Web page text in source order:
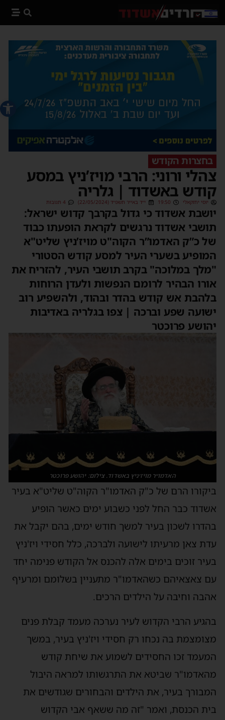
פתח
בחצרות הקודש
צהלי ורוני: הרבי מויז’ניץ במסע
קודש באשדוד | גלריה
יוסי יחזקאלי 19:50 י״ד באייר תשפ״ד (22/05/2024) 4 תגובות
יושבת אשדוד כי גדול בקרבך קדוש ישראל:
תושבי אשדוד נרגשים לקראת הופעתו כבוד
של כ”ק האדמו”ר הקוה"ט מויז’ניץ שליט"א
המופיע בשערי העיר למסע קודש הסטורי
"מלך במלוכה" בקרב תושבי העיר, להזריח את
אורו הבהיר לרומם הנפשות ולעדן הרוחות
בלהבת אש קודש בהדר ובהוד, ולהשפיע רוב
ישועה שפע וברכה | צפו בגלריה באדיבות
יהושע פרוכטר
האדמו״ר מויז׳ניץ באשדוד. צילום: יהושע פרוכטר
ביקורו הרם של כ"ק האדמו"ר הקוה"ט שליט"א בעיר
אשדוד כבר החל לפני כשבוע ימים כאשר הופיע
בהדרו לשכון בעיר למשך חודש ימים, בהם יקבל את
עדת צאן מרעיתו לישועה ולברכה, כלל חסידי ויז'ניץ
בעיר זוכים בימים אלה להכנס אל הקודש פנימה יחד
עם צאצאיהם כשהאדמו"ר מתעניין בשלומם ומרעיף
אהבה וחיבה על הילדים הרכים.
בהגיע הרבי הקדוש לעיר נערכה מעמד קבלת פנים
מצומצמת בה נכחו רק חסידי ויז'ניץ בעיר, במשך
המעמד זכו החסידים לשמוע את שיחת קודש
מהאדמו"ר שביטא את התרגשותו למראה היבול
המבורך בעיר, את הילדים והבחורים שגודשים את
בית הכנסת, ואמר "זה מה ששאף אבי הקדוש